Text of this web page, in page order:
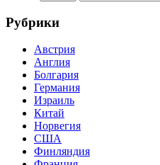
Рубрики
Австрия
Англия
Болгария
Германия
Израиль
Китай
Норвегия
США
Финляндия